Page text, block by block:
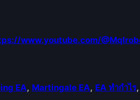
ะ
เ
www.youtube.com/
EA, Martingale EA, EA ทำกำไร,